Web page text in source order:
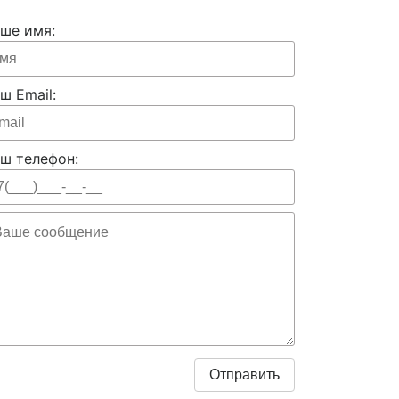
имя:
Email:
телефон: